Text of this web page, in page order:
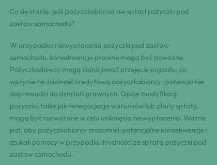
Co się stanie, jeśli pożyczkobiorca nie spłaci pożyczki pod
zastaw samochodu?
W przypadku niewypłacenia pożyczki pod zastaw
samochodu, konsekwencje prawne mogą być poważne.
Pożyczkodawcy mogą zainicjować przejęcie pojazdu, co
wpłynie na zdolność kredytową pożyczkobiorcy i potencjalnie
doprowadzi do działań prawnych. Opcje modyfikacji
pożyczki, takie jak renegocjacja warunków lub plany spłaty,
mogą być rozważane w celu uniknięcia niewypłacenia. Ważne
jest, aby pożyczkobiorcy zrozumieli potencjalne konsekwencje i
szukali pomocy w przypadku trudności ze spłatą pożyczki pod
zastaw samochodu.